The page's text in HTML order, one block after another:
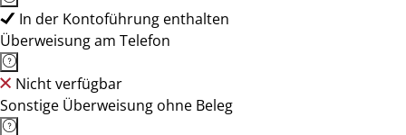
In der Kontoführung enthalten
Überweisung am Telefon
Nicht verfügbar
Sonstige Überweisung ohne Beleg